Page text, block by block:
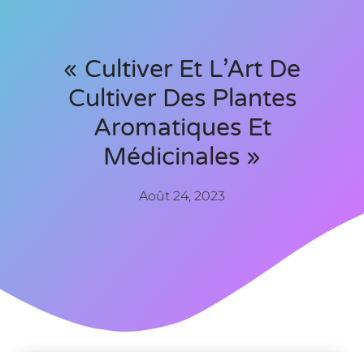
« Cultiver Et L’Art De
Cultiver Des Plantes
Aromatiques Et
Médicinales »
Août 24, 2023